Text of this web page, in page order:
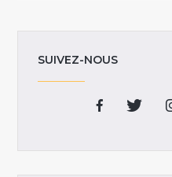
SUIVEZ-NOUS